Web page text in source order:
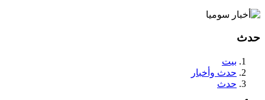
حدث
بيت
حدث وأخبار
حدث